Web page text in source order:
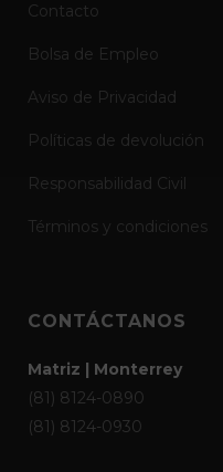
Contacto
Bolsa de Empleo
Aviso de Privacidad
Políticas de devolución
Responsabilidad Civil
Términos y condiciones
CONTÁCTANOS
Matriz | Monterrey
(81) 8124-0890
(81) 8124-0930